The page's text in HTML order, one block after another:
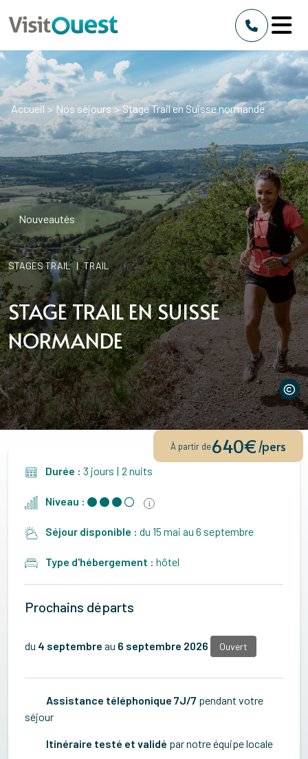
Accueil > Nos séjours > Stage Trail en Suisse normande
Nouveautés
STAGES TRAIL | TRAIL
STAGE TRAIL EN SUISSE
NORMANDE
À partir de640€/pers
Durée :3 jours | 2 nuits
Niveau :
Séjour disponible :du 15 mai au 6 septembre
Type d'hébergement :hôtel
Prochains départs
du 4 septembre au 6 septembre 2026 Ouvert
Assistance téléphonique 7J/7 pendant votre
séjour
Itinéraire testé et validé par notre équipe locale